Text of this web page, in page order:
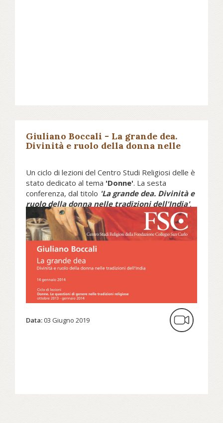
Giuliano Boccali - La grande dea.
Divinità e ruolo della donna nelle
Un ciclo di lezioni del Centro Studi Religiosi delle è
stato dedicato al tema 'Donne'. La sesta
conferenza, dal titolo 'La grande dea. Divinità e
ruolo della donna nelle tradizioni dell'India',
a cura di Giuliano Boccali, si è tenuta martedì 14
gennaio 2014. Obiettivo del ciclo è stato
riflettere sulle caratterizzazioni teologiche,
antropologiche, sociali, politiche assunte
dall'immagine della donna nelle diverse culture
religiose.
Data:03 Giugno 2019